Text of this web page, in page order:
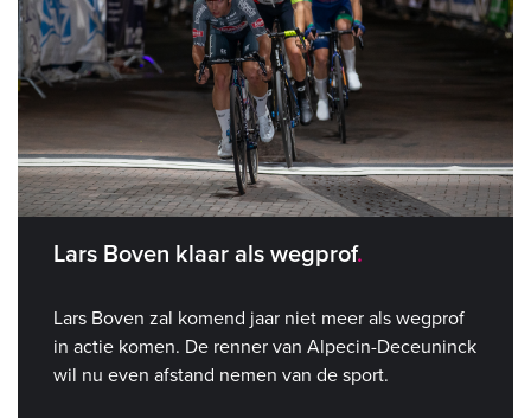
Lars Boven klaar als wegprof
Lars Boven zal komend jaar niet meer als wegprof
in actie komen. De renner van Alpecin-Deceuninck
wil nu even afstand nemen van de sport.